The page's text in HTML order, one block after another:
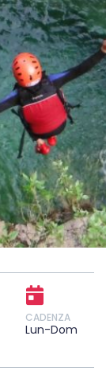
CADENZA
Lun-Dom